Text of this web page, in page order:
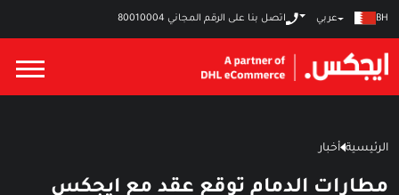
BH عربي اتصل بنا على الرقم المجاني80010004
الرئيسية أخبار
مطارات الدمام توقع عقد مع ايجكس